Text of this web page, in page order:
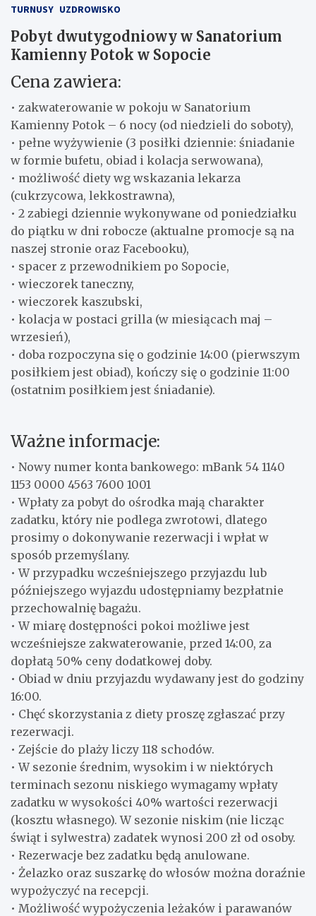
TURNUSY UZDROWISKO
Pobyt dwutygodniowy w Sanatorium
Kamienny Potok w Sopocie
Cena zawiera:
• zakwaterowanie w pokoju w Sanatorium
Kamienny Potok – 6 nocy (od niedzieli do soboty),
• pełne wyżywienie (3 posiłki dziennie: śniadanie
w formie bufetu, obiad i kolacja serwowana),
• możliwość diety wg wskazania lekarza
(cukrzycowa, lekkostrawna),
• 2 zabiegi dziennie wykonywane od poniedziałku
do piątku w dni robocze (aktualne promocje są na
naszej stronie oraz Facebooku),
• spacer z przewodnikiem po Sopocie,
• wieczorek taneczny,
• wieczorek kaszubski,
• kolacja w postaci grilla (w miesiącach maj –
wrzesień),
• doba rozpoczyna się o godzinie 14:00 (pierwszym
posiłkiem jest obiad), kończy się o godzinie 11:00
(ostatnim posiłkiem jest śniadanie).
Ważne informacje:
• Nowy numer konta bankowego: mBank 54 1140
1153 0000 4563 7600 1001
• Wpłaty za pobyt do ośrodka mają charakter
zadatku, który nie podlega zwrotowi, dlatego
prosimy o dokonywanie rezerwacji i wpłat w
sposób przemyślany.
• W przypadku wcześniejszego przyjazdu lub
późniejszego wyjazdu udostępniamy bezpłatnie
przechowalnię bagażu.
• W miarę dostępności pokoi możliwe jest
wcześniejsze zakwaterowanie, przed 14:00, za
dopłatą 50% ceny dodatkowej doby.
• Obiad w dniu przyjazdu wydawany jest do godziny
16:00.
• Chęć skorzystania z diety proszę zgłaszać przy
rezerwacji.
• Zejście do plaży liczy 118 schodów.
• W sezonie średnim, wysokim i w niektórych
terminach sezonu niskiego wymagamy wpłaty
zadatku w wysokości 40% wartości rezerwacji
(kosztu własnego). W sezonie niskim (nie licząc
świąt i sylwestra) zadatek wynosi 200 zł od osoby.
• Rezerwacje bez zadatku będą anulowane.
• Żelazko oraz suszarkę do włosów można doraźnie
wypożyczyć na recepcji.
• Możliwość wypożyczenia leżaków i parawanów